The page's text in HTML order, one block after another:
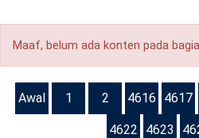
Maaf, belum ada konten pada
Awal 1 2 4616 4617
4622 4623